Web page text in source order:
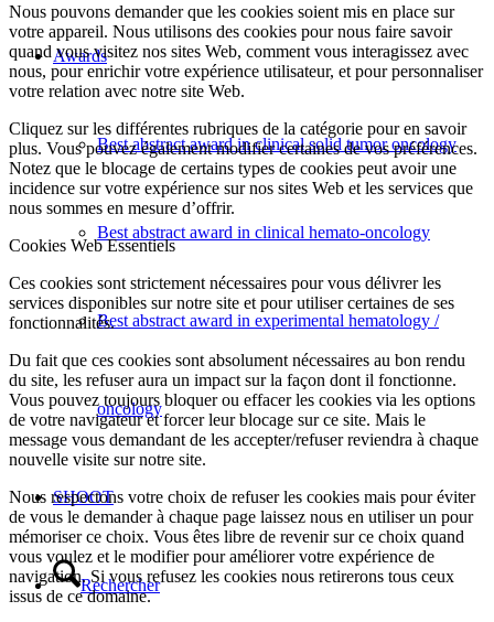
Awards
Best abstract award in clinical solid tumor oncology
Best abstract award in clinical hemato-oncology
Best abstract award in experimental hematology /
oncology
SHOOT
Rechercher
Nous pouvons demander que les cookies soient mis en place sur
votre appareil. Nous utilisons des cookies pour nous faire savoir
quand vous visitez nos sites Web, comment vous interagissez avec
nous, pour enrichir votre expérience utilisateur, et pour personnaliser
votre relation avec notre site Web.
Cliquez sur les différentes rubriques de la catégorie pour en savoir
plus. Vous pouvez également modifier certaines de vos préférences.
Notez que le blocage de certains types de cookies peut avoir une
incidence sur votre expérience sur nos sites Web et les services que
nous sommes en mesure d’offrir.
Cookies Web Essentiels
Ces cookies sont strictement nécessaires pour vous délivrer les
services disponibles sur notre site et pour utiliser certaines de ses
fonctionnalités.
Du fait que ces cookies sont absolument nécessaires au bon rendu
du site, les refuser aura un impact sur la façon dont il fonctionne.
Vous pouvez toujours bloquer ou effacer les cookies via les options
de votre navigateur et forcer leur blocage sur ce site. Mais le
message vous demandant de les accepter/refuser reviendra à chaque
nouvelle visite sur notre site.
Nous respectons votre choix de refuser les cookies mais pour éviter
de vous le demander à chaque page laissez nous en utiliser un pour
mémoriser ce choix. Vous êtes libre de revenir sur ce choix quand
vous voulez et le modifier pour améliorer votre expérience de
navigation. Si vous refusez les cookies nous retirerons tous ceux
issus de ce domaine.